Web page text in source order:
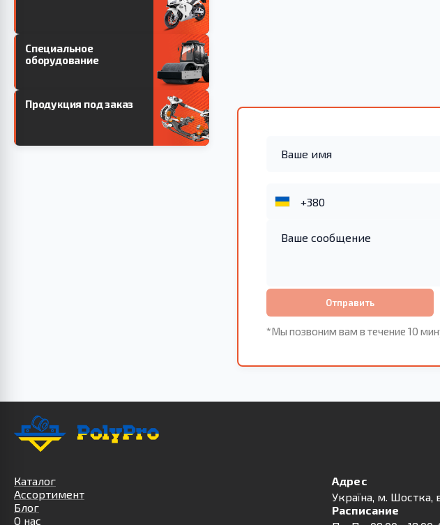
Специальное
оборудование
Продукция под заказ
Отправить
*Мы позвоним вам в течение 10
Каталог
Ассортимент
Блог
О нас
Адрес
Українa, м. Шостка,
Расписание